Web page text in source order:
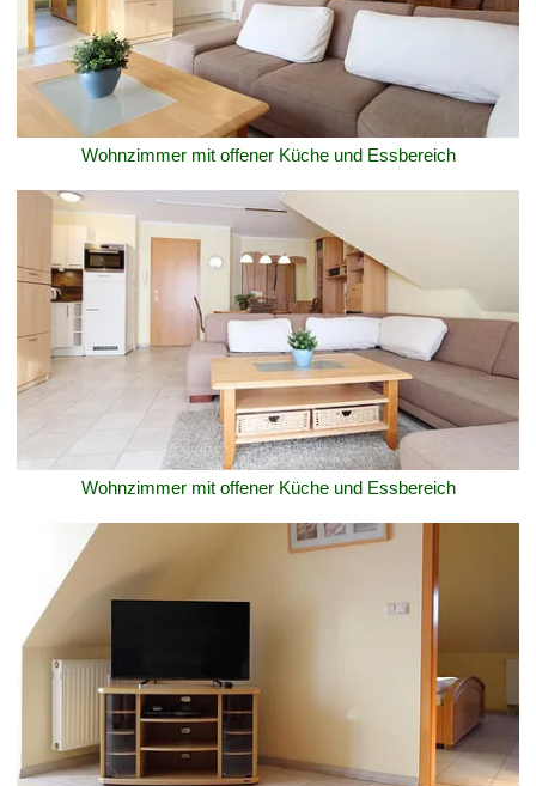
Wohnzimmer mit offener Küche und Essbereich
Wohnzimmer mit offener Küche und Essbereich